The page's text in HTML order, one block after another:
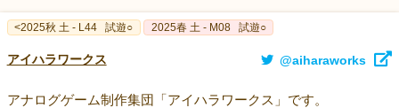
<2025秋 土 - L44 試遊○ 2025春 土 - M08 試遊○
アイハラワークス @aiharaworks
アナログゲーム制作集団「アイハラワークス」です。